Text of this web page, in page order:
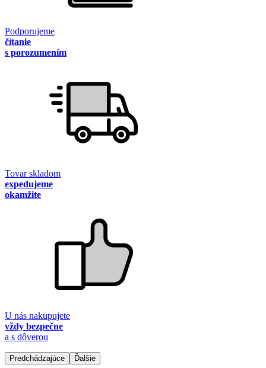
Podporujeme
čítanie
s porozumením
Tovar skladom
expedujeme
okamžite
U nás nakupujete
vždy bezpečne
a s dôverou
Predchádzajúce Ďalšie